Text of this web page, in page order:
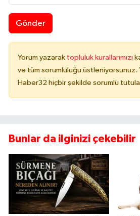
Gönder
Yorum yazarak topluluk kurallarımızı
ve tüm sorumluluğu üstleniyorsunuz.
Haber32 hiçbir şekilde sorumlu
Bunlar da ilginizi çekebilir